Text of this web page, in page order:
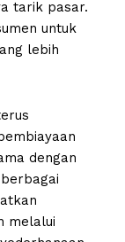
tarik pasar.
untuk
lebih
dengan
melalui